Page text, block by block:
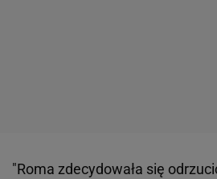
"Roma zdecydowała się